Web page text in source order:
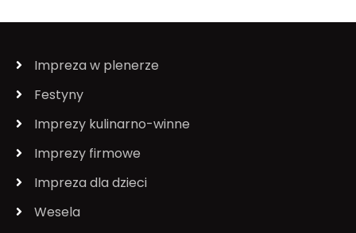
Impreza w plenerze
Festyny
Imprezy kulinarno-winne
Imprezy firmowe
Impreza dla dzieci
Wesela